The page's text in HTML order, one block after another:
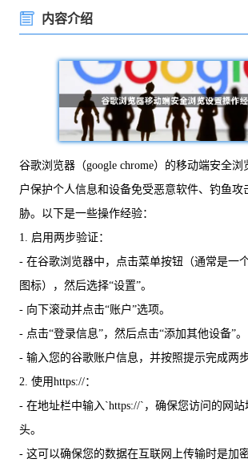
内容介绍
谷歌浏览器（google chrome）的移动端安全浏
户保护个人信息和设备免受恶意软件、钓鱼攻
胁。以下是一些操作经验：
1. 启用两步验证：
- 在谷歌浏览器中，点击菜单按钮（通常是一
图标），然后选择“设置”。
- 向下滚动并点击“账户”选项。
- 点击“登录信息”，然后点击“添加其他设备”。
- 输入您的谷歌账户信息，并按照提示完成两
2. 使用https://：
- 在地址栏中输入`https://`，确保您访问的网站
头。
- 这可以确保您的数据在互联网上传输时是加